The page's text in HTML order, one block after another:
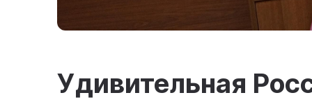
Удивительная